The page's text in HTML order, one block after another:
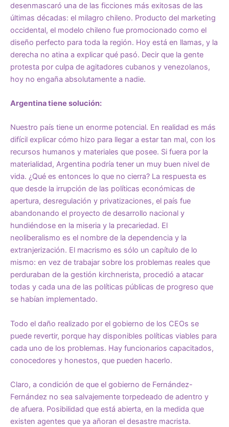
desenmascaró una de las ficciones más exitosas de las
últimas décadas: el milagro chileno. Producto del marketing
occidental, el modelo chileno fue promocionado como el
diseño perfecto para toda la región. Hoy está en llamas, y la
derecha no atina a explicar qué pasó. Decir que la gente
protesta por culpa de agitadores cubanos y venezolanos,
hoy no engaña absolutamente a nadie.
Argentina tiene solución:
Nuestro país tiene un enorme potencial. En realidad es más
difícil explicar cómo hizo para llegar a estar tan mal, con los
recursos humanos y materiales que posee. Si fuera por la
materialidad, Argentina podría tener un muy buen nivel de
vida. ¿Qué es entonces lo que no cierra? La respuesta es
que desde la irrupción de las políticas económicas de
apertura, desregulación y privatizaciones, el país fue
abandonando el proyecto de desarrollo nacional y
hundiéndose en la miseria y la precariedad. El
neoliberalismo es el nombre de la dependencia y la
extranjerización. El macrismo es sólo un capítulo de lo
mismo: en vez de trabajar sobre los problemas reales que
perduraban de la gestión kirchnerista, procedió a atacar
todas y cada una de las políticas públicas de progreso que
se habían implementado.
Todo el daño realizado por el gobierno de los CEOs se
puede revertir, porque hay disponibles políticas viables para
cada uno de los problemas. Hay funcionarios capacitados,
conocedores y honestos, que pueden hacerlo.
Claro, a condición de que el gobierno de Fernández-
Fernández no sea salvajemente torpedeado de adentro y
de afuera. Posibilidad que está abierta, en la medida que
existen agentes que ya añoran el desastre macrista.